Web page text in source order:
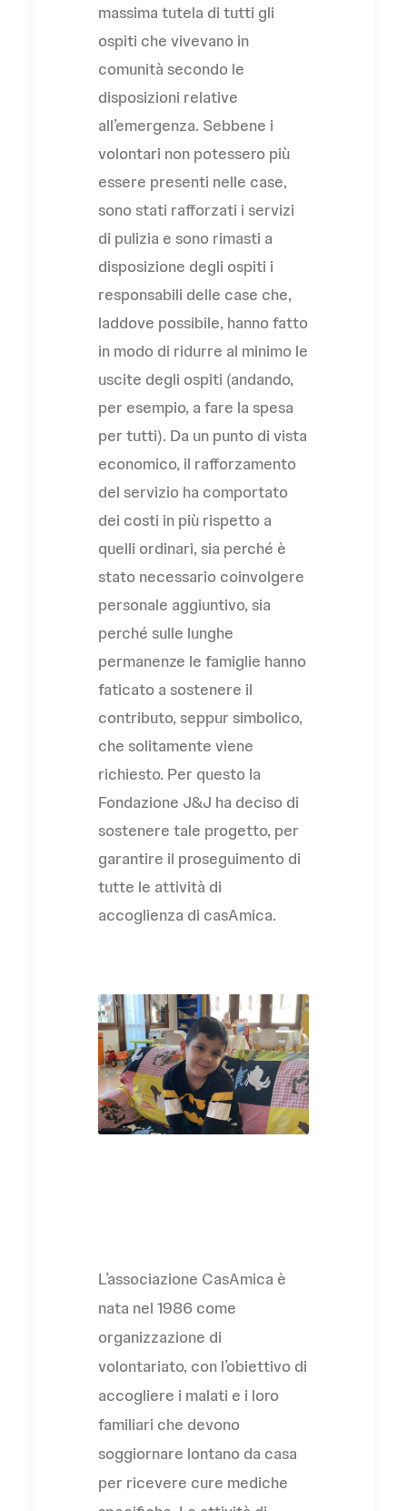
massima tutela di tutti gli
ospiti che vivevano in
comunità secondo le
disposizioni relative
all’emergenza. Sebbene i
volontari non potessero più
essere presenti nelle case,
sono stati rafforzati i servizi
di pulizia e sono rimasti a
disposizione degli ospiti i
responsabili delle case che,
laddove possibile, hanno fatto
in modo di ridurre al minimo le
uscite degli ospiti (andando,
per esempio, a fare la spesa
per tutti). Da un punto di vista
economico, il rafforzamento
del servizio ha comportato
dei costi in più rispetto a
quelli ordinari, sia perché è
stato necessario coinvolgere
personale aggiuntivo, sia
perché sulle lunghe
permanenze le famiglie hanno
faticato a sostenere il
contributo, seppur simbolico,
che solitamente viene
richiesto. Per questo la
Fondazione J&J ha deciso di
sostenere tale progetto, per
garantire il proseguimento di
tutte le attività di
accoglienza di casAmica.
L’associazione CasAmica è
nata nel 1986 come
organizzazione di
volontariato, con l’obiettivo di
accogliere i malati e i loro
familiari che devono
soggiornare lontano da casa
per ricevere cure mediche